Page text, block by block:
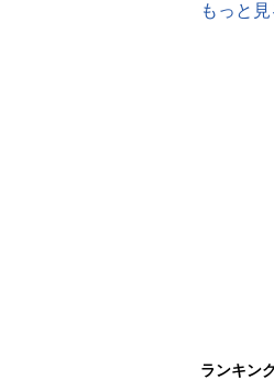
もっと見
ランキン